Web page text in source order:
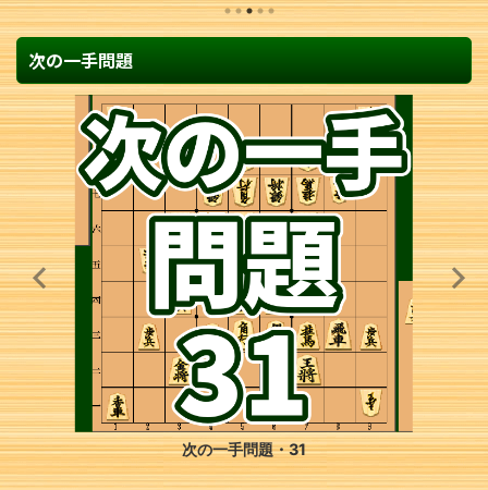
次の一手問題
次の一手問題・31